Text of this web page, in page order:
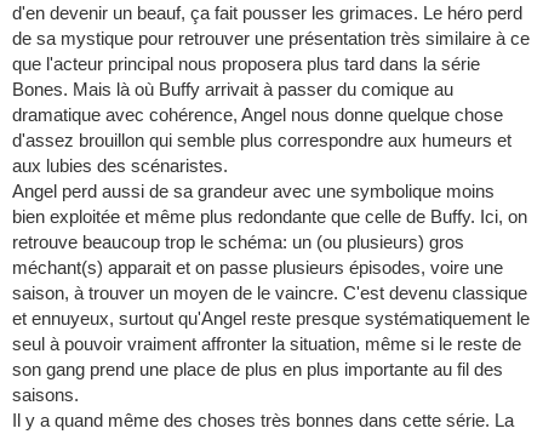
d'en devenir un beauf, ça fait pousser les grimaces. Le héro perd
de sa mystique pour retrouver une présentation très similaire à ce
que l'acteur principal nous proposera plus tard dans la série
Bones. Mais là où Buffy arrivait à passer du comique au
dramatique avec cohérence, Angel nous donne quelque chose
d'assez brouillon qui semble plus correspondre aux humeurs et
aux lubies des scénaristes.
Angel perd aussi de sa grandeur avec une symbolique moins
bien exploitée et même plus redondante que celle de Buffy. Ici, on
retrouve beaucoup trop le schéma: un (ou plusieurs) gros
méchant(s) apparait et on passe plusieurs épisodes, voire une
saison, à trouver un moyen de le vaincre. C'est devenu classique
et ennuyeux, surtout qu'Angel reste presque systématiquement le
seul à pouvoir vraiment affronter la situation, même si le reste de
son gang prend une place de plus en plus importante au fil des
saisons.
Il y a quand même des choses très bonnes dans cette série. La